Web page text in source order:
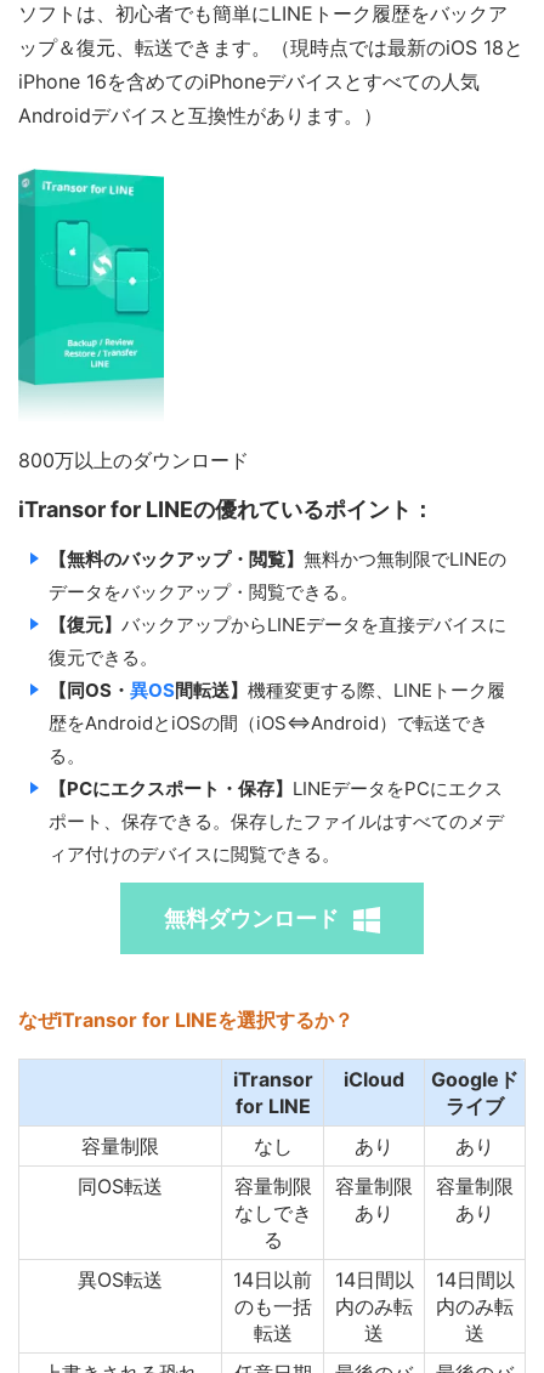
ソフトは、初心者でも簡単にLINEトーク履歴をバックア
ップ＆復元、転送できます。（現時点では最新のiOS 18と
iPhone 16を含めてのiPhoneデバイスとすべての人気
Androidデバイスと互換性があります。）
800万以上のダウンロード
iTransor for LINEの優れているポイント：
【無料のバックアップ・閲覧】 無料かつ無制限でLINEの
データをバックアップ・閲覧できる。
【復元】 バックアップからLINEデータを直接デバイスに
復元できる。
【同OS・ 異OS間転送】 機種変更する際、LINEトーク履
歴をAndroidとiOSの間（iOS⇔Android）で転送でき
る。
【PCにエクスポート・保存】 LINEデータをPCにエクス
ポート、保存できる。保存したファイルはすべてのメデ
ィア付けのデバイスに閲覧できる。
無料ダウンロード
なぜiTransor for LINEを選択するか？
iTransor
for LINE
iCloud
Googleド
ライブ
容量制限
なし あり
あり
同OS転送
容量制限
なしでき
る
容量制限
あり
容量制限
あり
異OS転送
14日以前
のも一括
転送
14日間以
内のみ転
送
14日間以
内のみ転
送